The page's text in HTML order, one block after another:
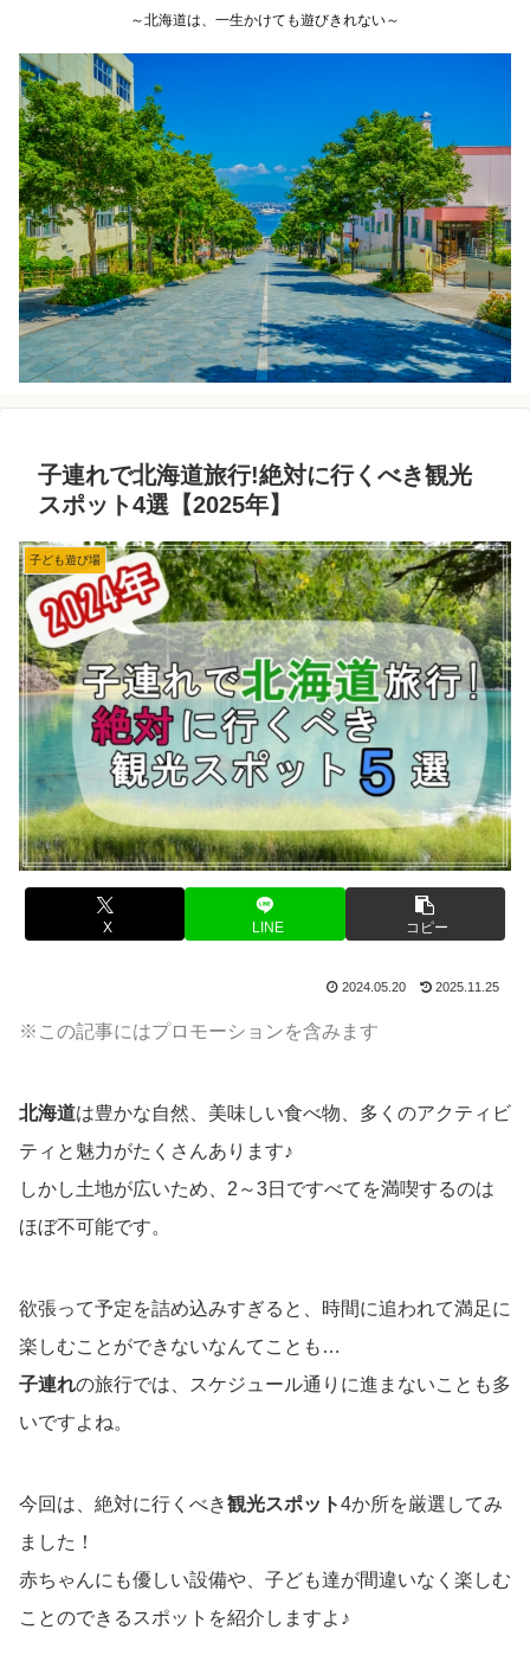
～北海道は、一生かけても遊びきれない～
子連れで北海道旅行!絶対に行くべき観光
スポット4選【2025年】
子ども遊び場
X LINE コピー
2024.05.20 2025.11.25
※この記事にはプロモーションを含みます
北海道は豊かな自然、美味しい食べ物、多くのアクティビ
ティと魅力がたくさんあります♪
しかし土地が広いため、2～3日ですべてを満喫するのは
ほぼ不可能です。
欲張って予定を詰め込みすぎると、時間に追われて満足に
楽しむことができないなんてことも…
子連れの旅行では、スケジュール通りに進まないことも多
いですよね。
今回は、絶対に行くべき観光スポット4か所を厳選してみ
ました！
赤ちゃんにも優しい設備や、子ども達が間違いなく楽しむ
ことのできるスポットを紹介しますよ♪